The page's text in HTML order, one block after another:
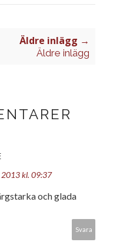
Äldre inlägg →
Äldre inlägg
2013 kl. 09:37
och glada
Svara